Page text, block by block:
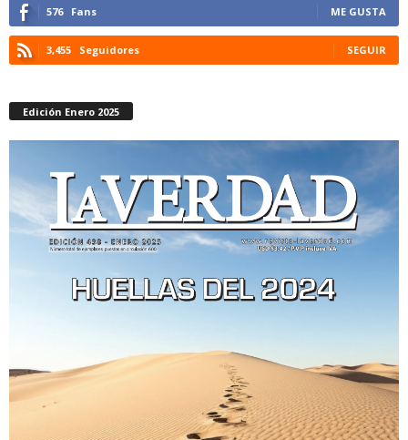
576 Fans ME GUSTA
3,455 Seguidores SEGUIR
Edición Enero 2025